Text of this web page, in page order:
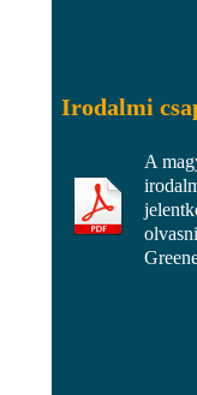
Irodalmi
A